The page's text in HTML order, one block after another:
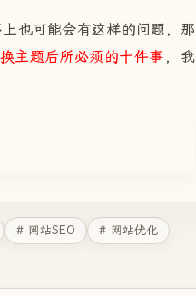
可能会有这样的问题，那
主题后所必须的十件事 ，我
# 网站SEO
# 网站优化